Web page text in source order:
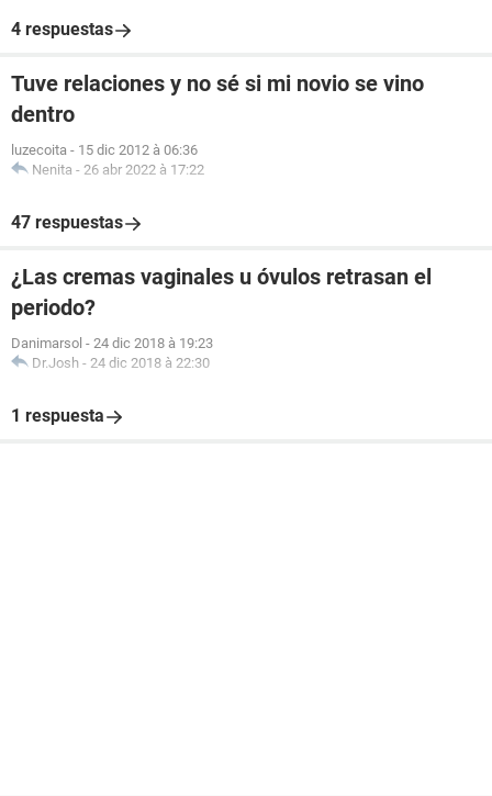
4 respuestas
Tuve relaciones y no sé si mi novio se vino
dentro
luzecoita - 15 dic 2012 à 06:36
Nenita - 26 abr 2022 à 17:22
47 respuestas
¿Las cremas vaginales u óvulos retrasan el
periodo?
Danimarsol - 24 dic 2018 à 19:23
Dr.Josh - 24 dic 2018 à 22:30
1 respuesta